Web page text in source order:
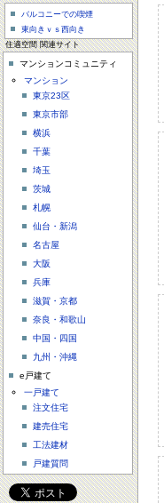
バルコニーでの喫煙
東向きｖｓ西向き
住適空間 関連サイト
マンションコミュニティ
マンション
東京23区
東京市部
横浜
千葉
埼玉
茨城
札幌
仙台・新潟
名古屋
大阪
兵庫
滋賀・京都
奈良・和歌山
中国・四国
九州・沖縄
e戸建て
一戸建て
注文住宅
建売住宅
工法建材
戸建質問